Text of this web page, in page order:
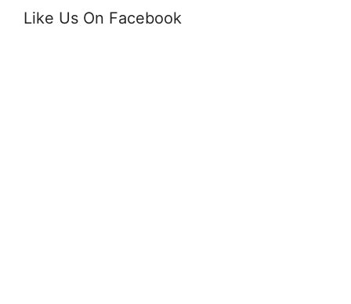
Like Us On Facebook